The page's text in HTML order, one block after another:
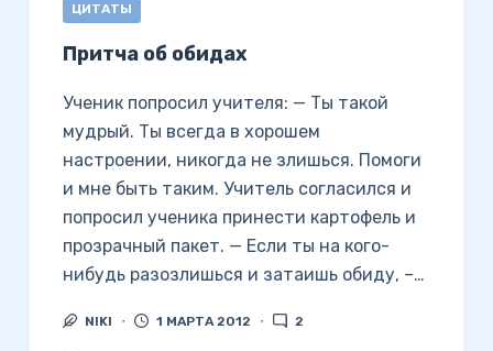
ЦИТАТЫ
Притча об обидах
Ученик попросил учителя: — Ты такой
мудрый. Ты всегда в хорошем
настроении, никогда не злишься. Помоги
и мне быть таким. Учитель согласился и
попросил ученика принести картофель и
прозрачный пакет. — Если ты на кого-
нибудь разозлишься и затаишь обиду, –…
NIKI 1 МАРТА 2012 2